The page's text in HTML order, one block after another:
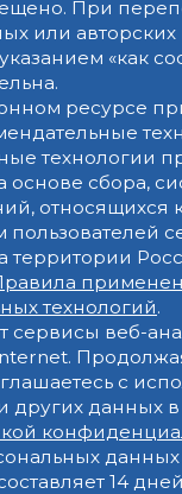
При
или авторских
«как
ресурсе
технологии
сбора,
относящихся
территории
технологий.
сервисы веб-
с
других данных в
14